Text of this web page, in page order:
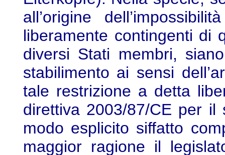
all’origine
liberamente contingenti di
diversi Stati membri,
stabilimento ai sensi
tale restrizione a detta
direttiva 2003/87/CE per
modo esplicito siffatto
maggior ragione il